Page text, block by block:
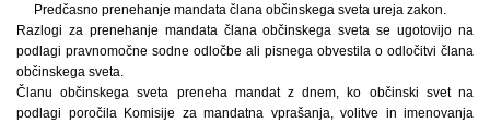
Predčasno prenehanje mandata člana občinskega sveta ureja zakon.
Razlogi za prenehanje mandata člana občinskega sveta se ugotovijo na
podlagi pravnomočne sodne odločbe ali pisnega obvestila o odločitvi člana
občinskega sveta.
Članu občinskega sveta preneha mandat z dnem, ko občinski svet na
podlagi poročila Komisije za mandatna vprašanja, volitve in imenovanja